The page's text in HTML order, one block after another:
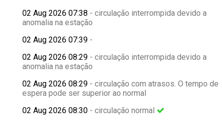
02 Aug 2026 07:38 - circulação interrompida devido a
anomalia na estação
02 Aug 2026 07:39 -
02 Aug 2026 08:29 - circulação interrompida devido a
anomalia na estação
02 Aug 2026 08:29 - circulação com atrasos. O tempo de
espera pode ser superior ao normal
02 Aug 2026 08:30 - circulação normal